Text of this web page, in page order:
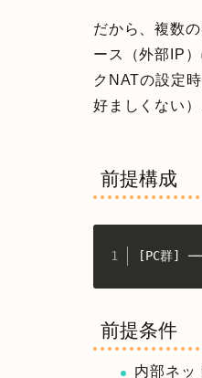
だから、複数
ース（外部IP
クNATの設定
好ましくない）
前提構成
[PC群]
前提条件
内部ネ